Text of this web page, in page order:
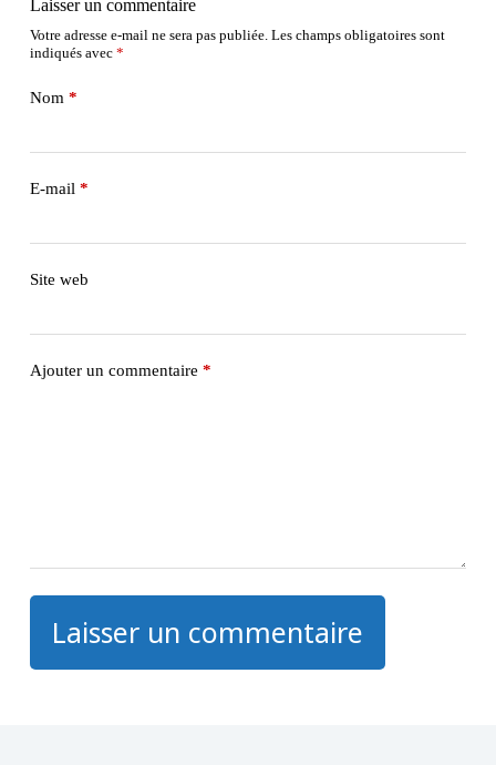
Laisser un commentaire
Votre adresse e-mail ne sera pas publiée. Les champs obligatoires sont
indiqués avec *
Nom*
E-mail*
Site web
Ajouter un commentaire *
Laisser un commentaire